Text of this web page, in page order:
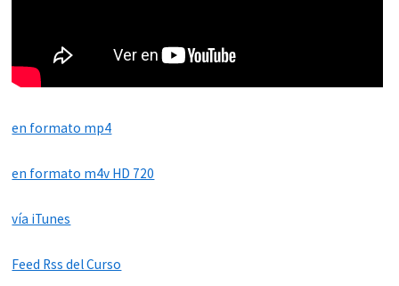
en formato mp4
en formato m4v HD 720
vía iTunes
Feed Rss del Curso